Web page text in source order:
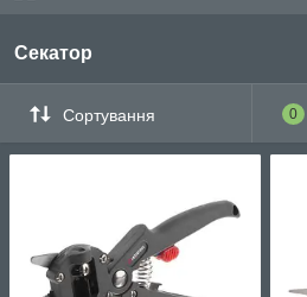
Секатор
Сортування 0